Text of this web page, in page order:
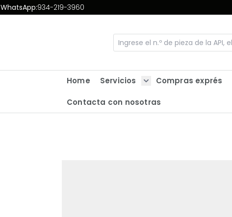
WhatsApp:934-219-3960
Home
Servicios
Compras exprés
Contacta con nosotras